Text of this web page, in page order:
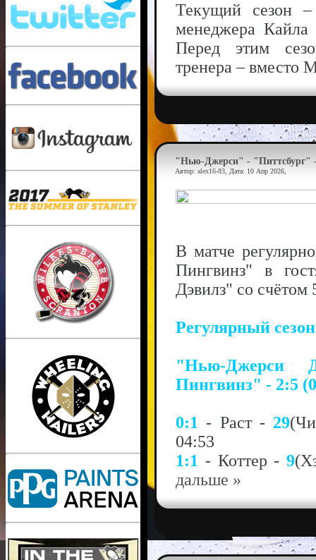
Текущий сезон –
менеджера Кайла
Перед этим
тренера – вместо
"Нью-Джерси" - "Питтсбург"
Автор: alex16-83, Дата: 10 Апр 2026,
В матче
Пингвинз" в
Дэвилз" со счётом
Регулярный
"Нью-Джерси
Пингвинз" - 2:5
0:1 - Раст - 29
04:53
1:1 - Коттер -9
дальше »